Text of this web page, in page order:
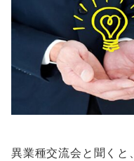
異業種交流会と聞くと